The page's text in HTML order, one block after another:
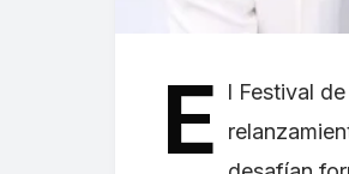
E
l Festival